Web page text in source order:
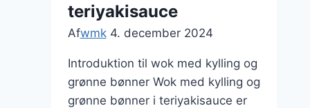
teriyakisauce
Afwmk 4. december 2024
Introduktion til wok med kylling og
grønne bønner Wok med kylling og
grønne bønner i teriyakisauce er